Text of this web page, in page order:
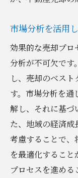
的アプローチ
高い市
ョン
希少性
ーション
ターゲ
高価値
ニック
購入者
市場分析を活用
効果的な売却プロ
分析が不可欠です
し、売却のベス
す。市場分析を通
解し、それに基づ
た、地域の経済
考慮することで、
を最適化するこ
プロセスを進め